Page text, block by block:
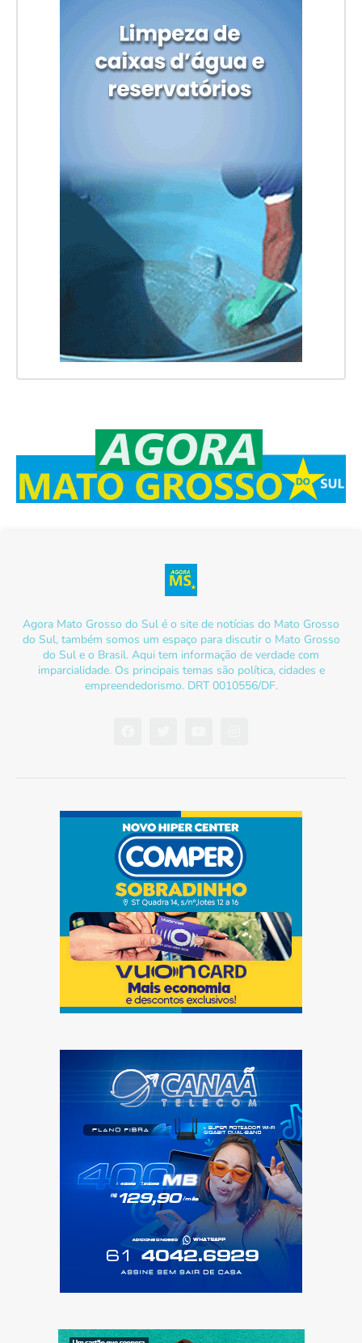
Agora Mato Grosso do Sul é o site de notícias do Mato Grosso
do Sul, também somos um espaço para discutir o Mato Grosso
do Sul e o Brasil. Aqui tem informação de verdade com
imparcialidade. Os principais temas são política, cidades e
empreendedorismo. DRT 0010556/DF.